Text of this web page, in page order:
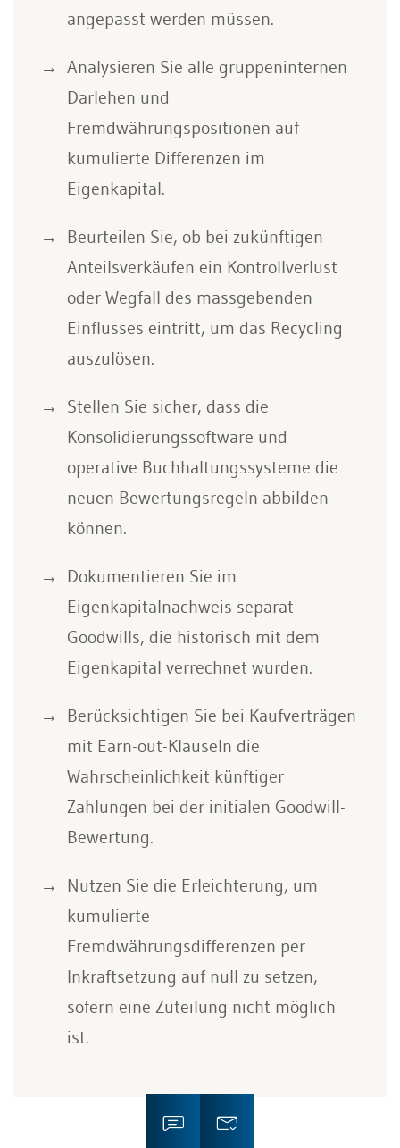
angepasst werden müssen.
Analysieren Sie alle gruppeninternen
Darlehen und
Fremdwährungspositionen auf
kumulierte Differenzen im
Eigenkapital.
Beurteilen Sie, ob bei zukünftigen
Anteilsverkäufen ein Kontrollverlust
oder Wegfall des massgebenden
Einflusses eintritt, um das Recycling
auszulösen.
Stellen Sie sicher, dass die
Konsolidierungssoftware und
operative Buchhaltungssysteme die
neuen Bewertungsregeln abbilden
können.
Dokumentieren Sie im
Eigenkapitalnachweis separat
Goodwills, die historisch mit dem
Eigenkapital verrechnet wurden.
Berücksichtigen Sie bei Kaufverträgen
mit Earn-out-Klauseln die
Wahrscheinlichkeit künftiger
Zahlungen bei der initialen Goodwill-
Bewertung.
Nutzen Sie die Erleichterung, um
kumulierte
Fremdwährungsdifferenzen per
Inkraftsetzung auf null zu setzen,
sofern eine Zuteilung nicht möglich
ist.